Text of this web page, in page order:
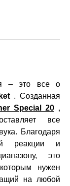
– это все о
. Созданная
Special 20 ,
все
Благодаря
реакции и
это
нужен
на любой